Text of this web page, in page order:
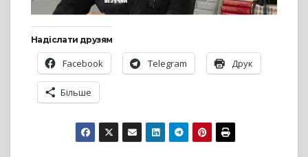
Надіслати друзям
Facebook Telegram Друк
Більше